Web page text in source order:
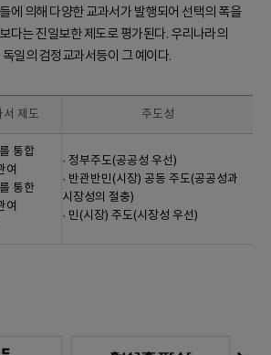
에 의해 다양한 교과서가 발행되어 선택의 폭을
다는 진일보한 제도로 평가된다. 우리나라의
일의 검정교과서등이 그 예이다.
서 제도 주도성
통합
여
통한
여
· 정부주도(공공성 우선)
· 반관반민(시장) 공동 주도(공공성과
시장성의 절충)
· 민(시장) 주도(시장성 우선)